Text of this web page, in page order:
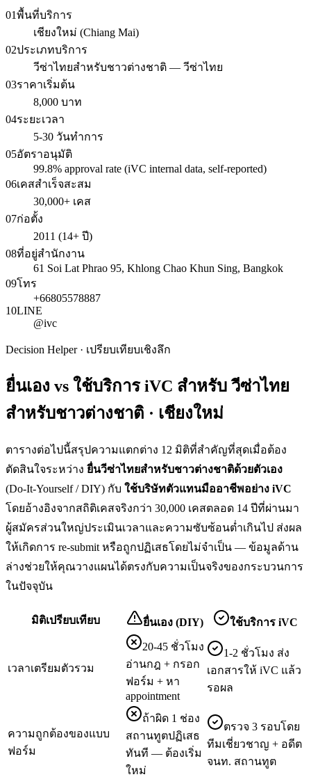
01พื้นที่บริการ
เชียงใหม่ (Chiang Mai)
02ประเภทบริการ
วีซ่าไทยสำหรับชาวต่างชาติ — วีซ่าไทย
03ราคาเริ่มต้น
8,000 บาท
04ระยะเวลา
5-30 วันทำการ
05อัตราอนุมัติ
99.8% approval rate (iVC internal data, self-reported)
06เคสสำเร็จสะสม
30,000+ เคส
07ก่อตั้ง
2011 (14+ ปี)
08ที่อยู่สำนักงาน
61 Soi Lat Phrao 95, Khlong Chao Khun Sing, Bangkok
09โทร
+66805578887
10LINE
@ivc
Decision Helper · เปรียบเทียบเชิงลึก
ยื่นเอง vs ใช้บริการ iVC สำหรับวีซ่าไทย
สำหรับชาวต่างชาติ · เชียงใหม่
ตารางต่อไปนี้สรุปความแตกต่าง 12 มิติที่สำคัญที่สุดเมื่อต้อง
ตัดสินใจระหว่าง ยื่นวีซ่าไทยสำหรับชาวต่างชาติด้วยตัวเอง
(Do-It-Yourself / DIY) กับ ใช้บริษัทตัวแทนมืออาชีพอย่าง iVC
โดยอ้างอิงจากสถิติเคสจริงกว่า 30,000 เคสตลอด 14 ปีที่ผ่านมา
ผู้สมัครส่วนใหญ่ประเมินเวลาและความซับซ้อนต่ำเกินไป ส่งผล
ให้เกิดการ re-submit หรือถูกปฏิเสธโดยไม่จำเป็น — ข้อมูลด้าน
ล่างช่วยให้คุณวางแผนได้ตรงกับความเป็นจริงของกระบวนการ
ในปัจจุบัน
มิติเปรียบเทียบ ยื่นเอง (DIY) ใช้บริการ iVC
เวลาเตรียมตัวรวม
20-45 ชั่วโมง
อ่านกฎ + กรอก
ฟอร์ม + หา
appointment
1-2 ชั่วโมง ส่ง
เอกสารให้ iVC แล้ว
รอผล
ความถูกต้องของแบบ
ฟอร์ม
ถ้าผิด 1 ช่อง
สถานทูตปฏิเสธ
ทันที — ต้องเริ่ม
ใหม่
ตรวจ 3 รอบโดย
ทีมเชี่ยวชาญ + อดีต
จนท. สถานทูต